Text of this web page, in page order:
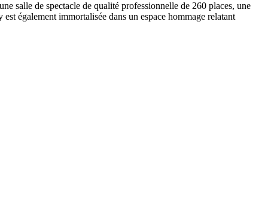
salle de spectacle de qualité professionnelle de 260 places, une
également immortalisée dans un espace hommage relatant